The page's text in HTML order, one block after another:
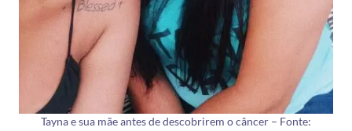
Tayna e sua mãe antes de descobrirem o câncer – Fonte: